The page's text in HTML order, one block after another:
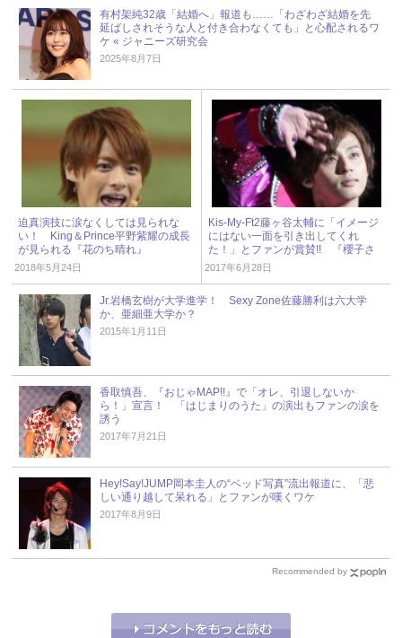
有村架純32歳「結婚へ」報道も……「わざわざ結婚を先
延ばしされそうな人と付き合わなくても」と心配されるワ
ケ « ジャニーズ研究会
2025年8月7日
迫真演技に涙なくしては見られな
い！ King＆Prince平野紫耀の成長
が見られる『花のち晴れ』
2018年5月24日
Kis-My-Ft2藤ヶ谷太輔に「イメージ
にはない一面を引き出してくれ
た！」とファンが賞賛!! 『櫻子さ
ん』最終回
2017年6月28日
Jr.岩橋玄樹が大学進学！ Sexy Zone佐藤勝利は六大学
か、亜細亜大学か？
2015年1月11日
香取慎吾、『おじゃMAP!!』で「オレ、引退しないか
ら！」宣言！ 「はじまりのうた」の演出もファンの涙を
誘う
2017年7月21日
Hey!Say!JUMP岡本圭人の“ベッド写真”流出報道に、「悲
しい通り越して呆れる」とファンが嘆くワケ
2017年8月9日
Recommended by